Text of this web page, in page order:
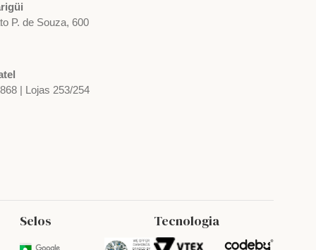
P. de Souza, 600
| Lojas 253/254
Selos Tecnologia